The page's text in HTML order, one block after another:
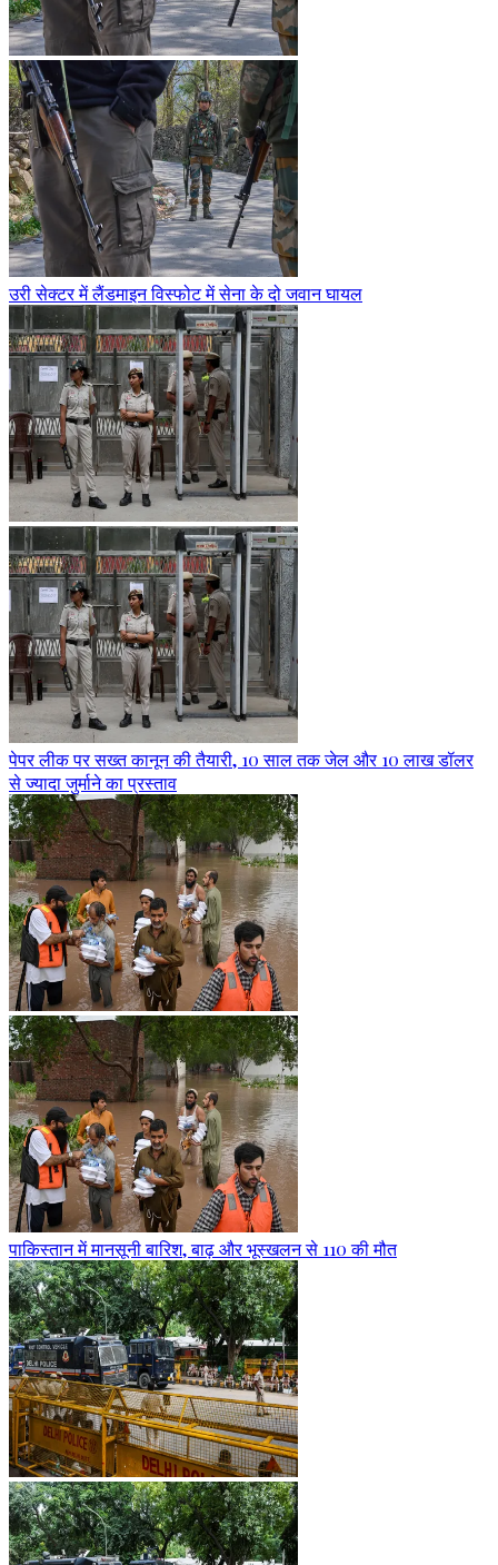
उरी सेक्टर में लैंडमाइन विस्फोट में सेना के दो जवान घायल
पेपर लीक पर सख्त कानून की तैयारी, 10 साल तक जेल और 10 लाख डॉलर
से ज्यादा जुर्माने का प्रस्ताव
पाकिस्तान में मानसूनी बारिश, बाढ़ और भूस्खलन से 110 की मौत